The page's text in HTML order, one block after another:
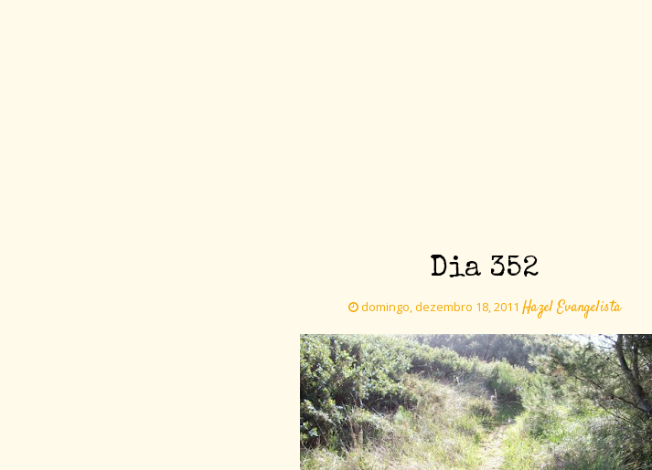
Dia 352
domingo, dezembro 18, 2011 Hazel Evangelista